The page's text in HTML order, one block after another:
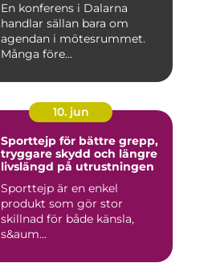
En konferens i Dalarna
handlar sällan bara om
agendan i mötesrummet.
Många före...
10. jun
Sporttejp för bättre grepp,
tryggare skydd och längre
livslängd på utrustningen
Sporttejp är en enkel
produkt som gör stor
skillnad för både känsla,
s&aum...